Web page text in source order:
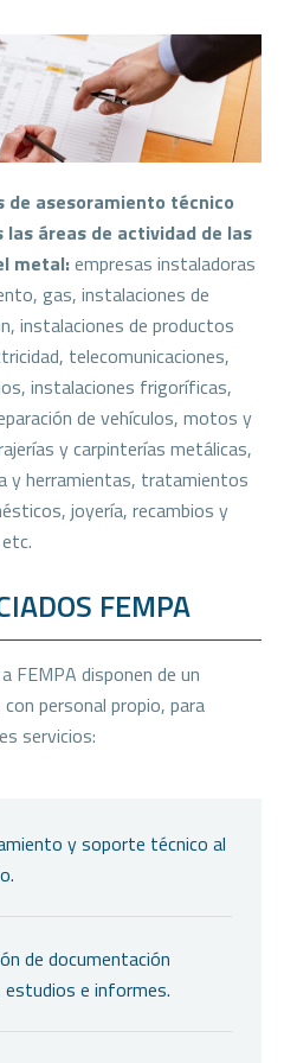
de asesoramiento técnico
áreas de actividad de las
metal:empresas instaladoras
gas, instalaciones de
instalaciones de productos
telecomunicaciones,
instalaciones frigoríficas,
de vehículos, motos y
y carpinterías metálicas,
y herramientas, tratamientos
joyería, recambios y
FEMPA
FEMPA disponen de un
con personal propio, para
servicios:
y soporte técnico al
de documentación
estudios e informes.